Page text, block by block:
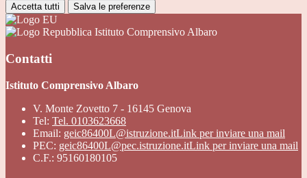
Accetta tutti Salva le preferenze
Istituto Comprensivo Albaro
Contatti
Istituto Comprensivo Albaro
V. Monte Zovetto 7 - 16145 Genova
Tel: Tel. 0103623668
Email: geic86400L@istruzione.itLink per inviare una mail
PEC: geic86400L@pec.istruzione.itLink per inviare una mail
C.F.: 95160180105